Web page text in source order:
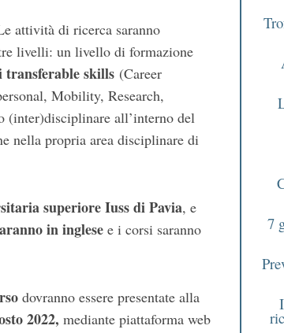
attività di ricerca saranno
livelli: un livello di formazione
transferable skills (Career
Mobility, Research,
(inter)disciplinare all’interno del
nella propria area disciplinare di
superiore Iuss di Pavia, e
in inglese e i corsi saranno
dovranno essere presentate alla
2022, mediante piattaforma web
7